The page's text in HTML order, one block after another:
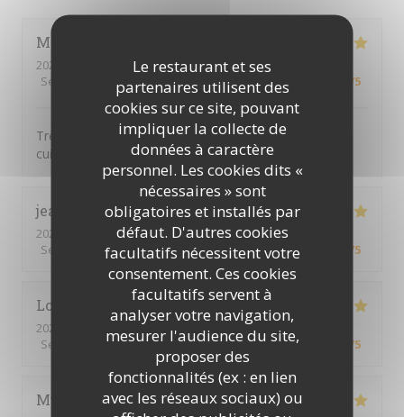
Le restaurant et ses
partenaires utilisent des
cookies sur ce site, pouvant
impliquer la collecte de
données à caractère
personnel. Les cookies dits «
nécessaires » sont
obligatoires et installés par
défaut. D'autres cookies
facultatifs nécessitent votre
consentement. Ces cookies
facultatifs servent à
analyser votre navigation,
mesurer l'audience du site,
proposer des
fonctionnalités (ex : en lien
avec les réseaux sociaux) ou
Marine
2026-04-25
- 12:30 - Couverts 2
Service
Ambiance :5/5 Cuisine:5/5 Qualité / Prix /5
Très bon restaurant avec un super concept et une
cuisine de suer qualité !!
jean christophe ou philippeG
2026-04-18
- 12:00 - Couverts 3
Service
/5 Ambiance:5 /5 Cuisine:5/5 Qualité / Prix /5
Loïc
2026-03-27
- 20:00 - Couverts 2
Service
Ambiance 5/5 Cuisine: 5/5 Qualité / Prix /5
Muriel